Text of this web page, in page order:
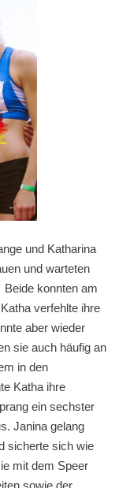
und Katharina
und warteten
konnten am
verfehlte ihre
aber wieder
sie auch häufig an
in den
Katha ihre
ein sechster
Janina gelang
sicherte sich wie
mit dem Speer
sowie der